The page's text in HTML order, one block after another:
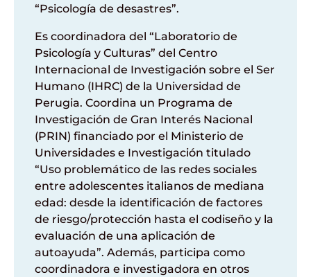
“Psicología de desastres”.
Es coordinadora del “Laboratorio de
Psicología y Culturas” del Centro
Internacional de Investigación sobre el Ser
Humano (IHRC) de la Universidad de
Perugia. Coordina un Programa de
Investigación de Gran Interés Nacional
(PRIN) financiado por el Ministerio de
Universidades e Investigación titulado
“Uso problemático de las redes sociales
entre adolescentes italianos de mediana
edad: desde la identificación de factores
de riesgo/protección hasta el codiseño y la
evaluación de una aplicación de
autoayuda”. Además, participa como
coordinadora e investigadora en otros